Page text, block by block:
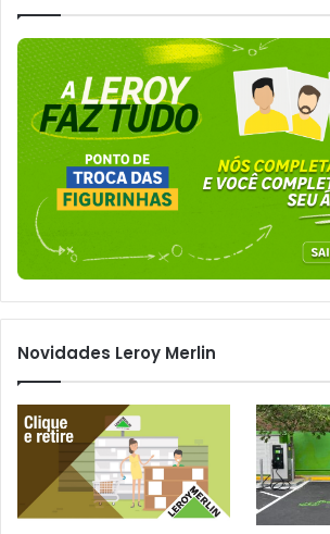
Novidades Leroy Merlin